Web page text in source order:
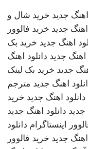
اهنگ جدید خرید شال و
اهنگ جدید خرید فالوور
اهنگ جدید خرید بک
اهنگ جدید دانلود اهنگ
جدید خرید بک لینک
اهنگ جدید مترجم
دانلود اهنگ جدید خرید
جدید دانلود اهنگ جدید
اینستاگرام دانلود
اهنگ جدید خرید فالوور